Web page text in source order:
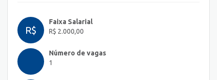
R$
Faixa Salarial
R$ 2.000,00
Número de vagas
1